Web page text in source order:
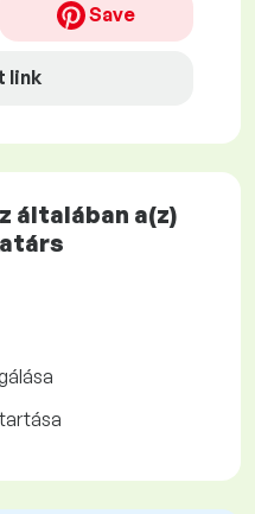
Save
link
általában a(z)